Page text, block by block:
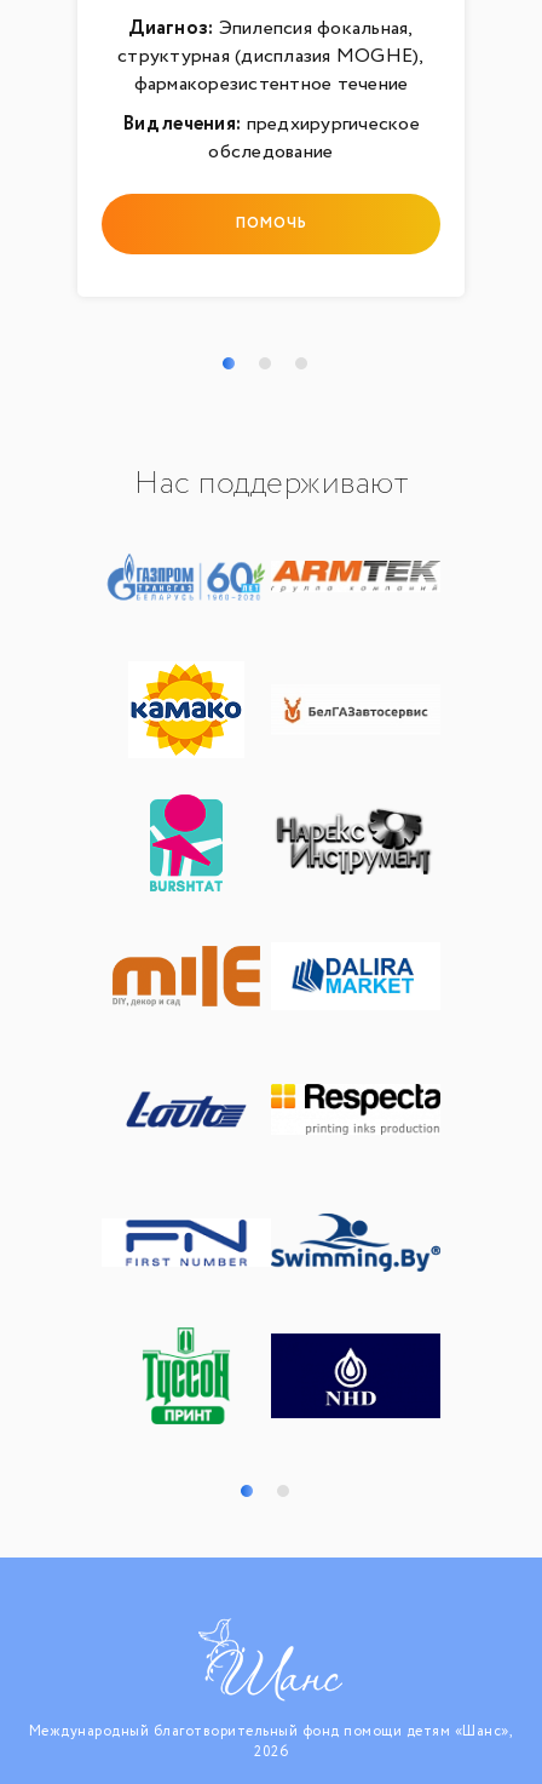
Диагноз: Эпилепсия фокальная,
структурная (дисплазия MOGHE),
фармакорезистентное течение
Вид лечения: предхирургическое
обследование
ПОМОЧЬ
Нас поддерживают
Международный благотворительный фонд помощи детям «Шанс»,
2026